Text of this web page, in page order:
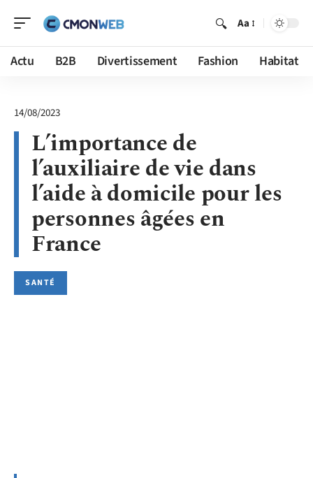
Aa
Actu B2B Divertissement Fashion Habitat
14/08/2023
L’importance de
l’auxiliaire de vie dans
l’aide à domicile pour les
personnes âgées en
France
SANTÉ